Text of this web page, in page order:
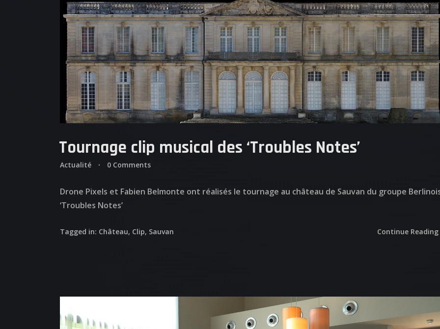
Tournage clip musical des ‘Troubles Notes’
Actualité 0 Comments
Drone Pixels et Fabien Belmonte ont réalisés le tournage au château de Sauvan du groupe
‘Troubles Notes’
Tagged in: Château, Clip, Sauvan Continue Reading